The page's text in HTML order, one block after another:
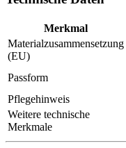
Merkmal
Materialzusammensetzung
(EU)
Passform
Pflegehinweis
Weitere technische
Merkmale